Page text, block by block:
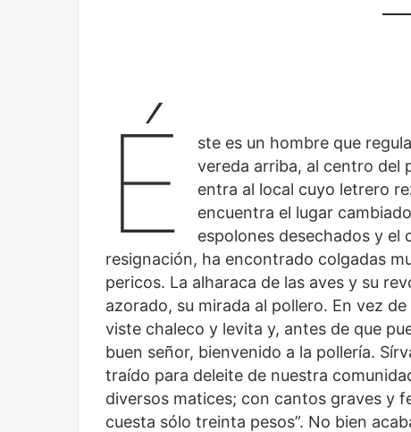
É
ste es un hombre que
vereda arriba, al centro del
entra al local cuyo letrero
encuentra el lugar
espolones desechados y el
resignación, ha encontrado colgadas
pericos. La alharaca de las aves y su
azorado, su mirada al pollero. En vez
viste chaleco y levita y, antes de que
buen señor, bienvenido a la pollería.
traído para deleite de nuestra
diversos matices; con cantos graves y
cuesta sólo treinta pesos”. No bien
Nueva
droga